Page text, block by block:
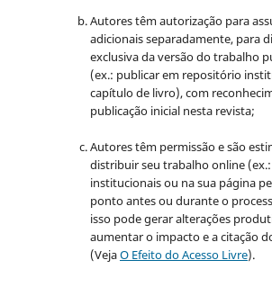
Autores têm autorização para
adicionais separadamente, para
exclusiva da versão do trabalho
(ex.: publicar em repositório
capítulo de livro), com
publicação inicial nesta revista;
Autores têm permissão e são
distribuir seu trabalho online
institucionais ou na sua página
ponto antes ou durante o
isso pode gerar alterações
aumentar o impacto e a citação
(VejaO Efeito do Acesso Livre).